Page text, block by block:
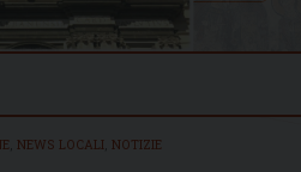
NEWS LOCALI NOTIZIE